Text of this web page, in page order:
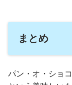
まとめ
パン・オ・ショコ